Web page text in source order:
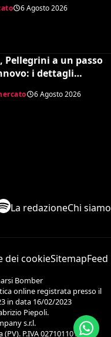
6 Agosto 2026
Pellegrini a un passo
i dettagli
6 Agosto 2026
La redazioneChi siamo
dei cookieSitemapFeed
Bomber
online registrata presso il
in data 16/02/2023
Piepoli.
s.r.l.
P.IVA 02710110186.